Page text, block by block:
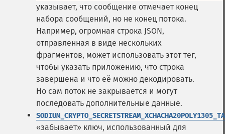
указывает, что сообщение отмечает конец
набора сообщений, но не конец потока.
Например, огромная строка JSON,
отправленная в виде нескольких
фрагментов, может использовать этот тег,
чтобы указать приложению, что строка
завершена и что её можно декодировать.
Но сам поток не закрывается и могут
последовать дополнительные данные.
«забывает» ключ, использованный для